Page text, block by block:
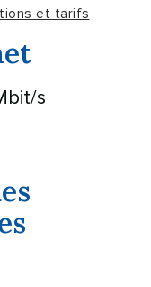
et tarifs
s